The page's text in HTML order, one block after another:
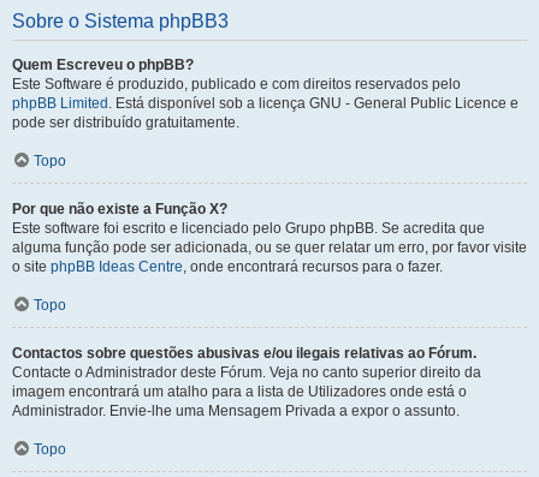
Sobre o Sistema phpBB3
Quem Escreveu o phpBB?
Este Software é produzido, publicado e com direitos reservados pelo
phpBB Limited . Está disponível sob a licença GNU - General Public Licence e
pode ser distribuído gratuitamente.
Topo
Por que não existe a Função X?
Este software foi escrito e licenciado pelo Grupo phpBB. Se acredita que
alguma função pode ser adicionada, ou se quer relatar um erro, por favor visite
o site phpBB Ideas Centre, onde encontrará recursos para o fazer.
Topo
Contactos sobre questões abusivas e/ou ilegais relativas ao Fórum.
Contacte o Administrador deste Fórum. Veja no canto superior direito da
imagem encontrará um atalho para a lista de Utilizadores onde está o
Administrador. Envie-lhe uma Mensagem Privada a expor o assunto.
Topo